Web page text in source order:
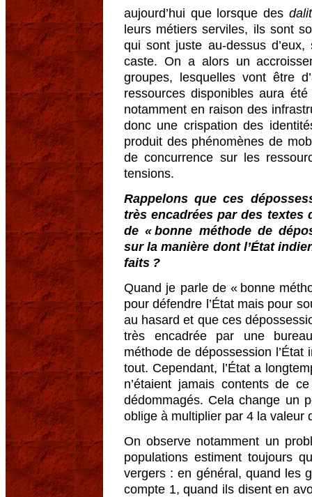
aujourd’hui que lorsque des
leurs métiers serviles, ils sont
qui sont juste au-dessus
caste. On a alors un
groupes, lesquelles vont être
ressources disponibles aura
notamment en raison des
donc une crispation des
produit des phénomènes de
de concurrence sur les
tensions.
Rappelons que ces
très encadrées par des textes
de « bonne méthode de
sur la manière dont l’État
faits ?
Quand je parle de « bonne
pour défendre l’État mais pour
au hasard et que ces
très encadrée par une
méthode de dépossession
tout. Cependant, l’État a
n’étaient jamais contents de
dédommagés. Cela change un
oblige à multiplier par 4 la valeur
On observe notamment un
populations estiment toujours
vergers : en général, quand les
compte 1, quand ils disent en